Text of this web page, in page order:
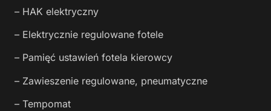
– HAK elektryczny
– Elektrycznie regulowane fotele
– Pamięć ustawień fotela kierowcy
– Zawieszenie regulowane, pneumatyczne
– Tempomat